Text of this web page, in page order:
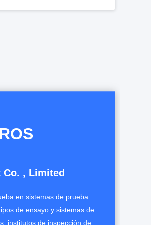
, Limited
en sistemas de prueba
de ensayo y sistemas de
institutos de inspección de